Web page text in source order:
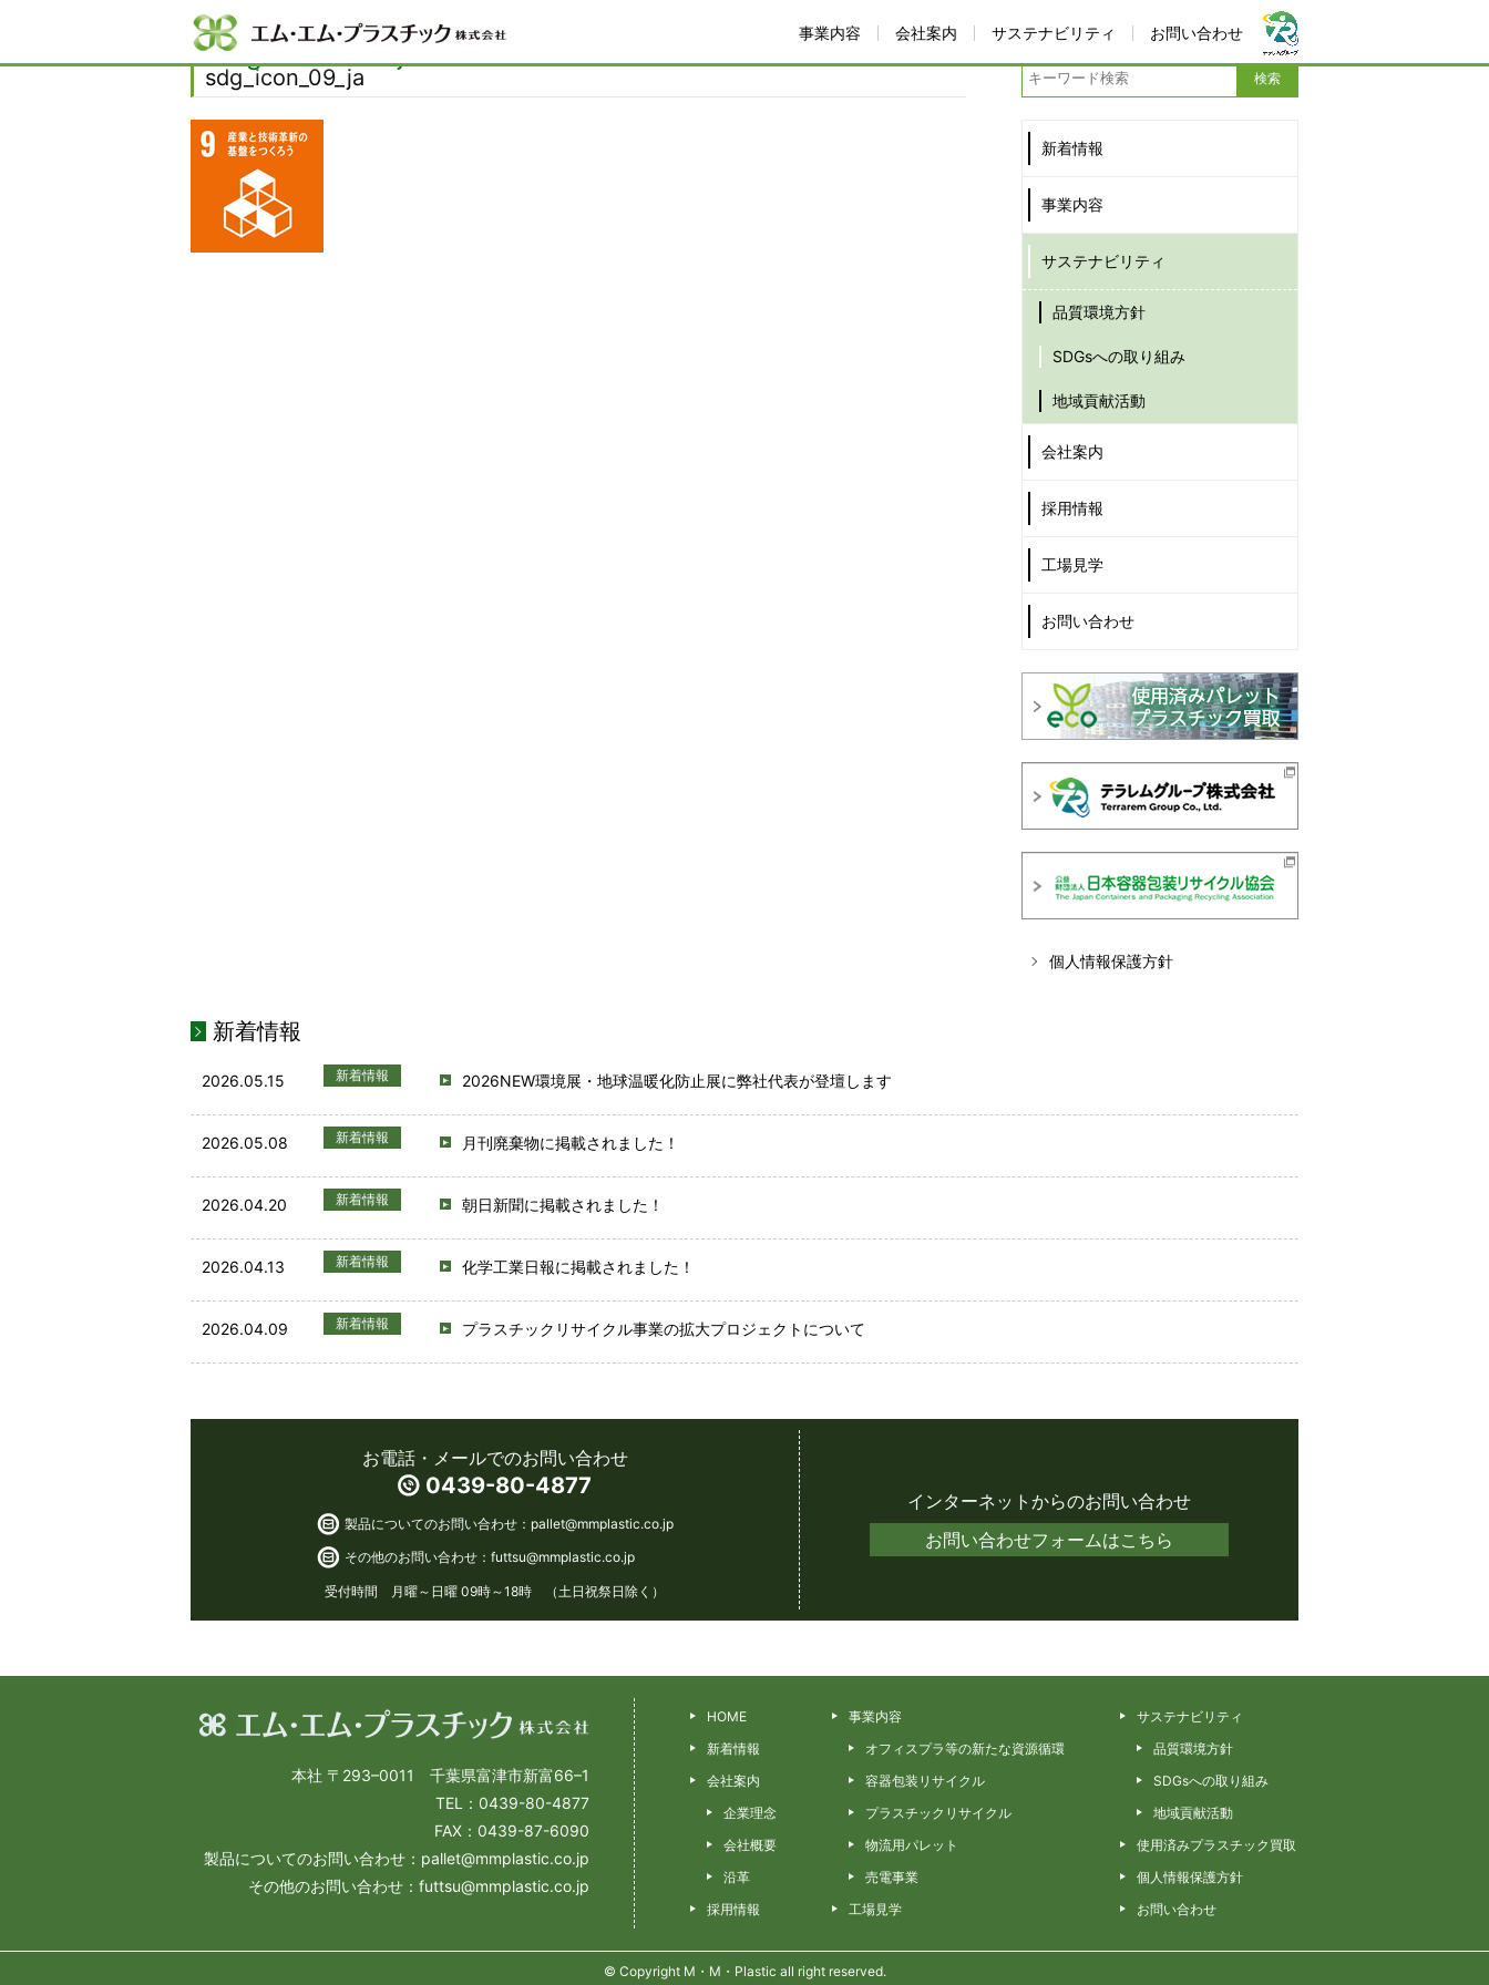
事業内容 会社案内 サステナビリティ お問い合わせ
sdg_icon_09_ja
Home サステナビリティ SDGsへの取り組み
sdg_icon_09_ja
新着情報
事業内容
サステナビリティ
品質環境方針
SDGsへの取り組み
地域貢献活動
会社案内
採用情報
工場見学
お問い合わせ
個人情報保護方針
新着情報
2026.05.15 新着情報 2026NEW環境展・地球温暖化防止展に弊社代表が登壇します
2026.05.08 新着情報 月刊廃棄物に掲載されました！
2026.04.20 新着情報 朝日新聞に掲載されました！
2026.04.13 新着情報 化学工業日報に掲載されました！
2026.04.09 新着情報 プラスチックリサイクル事業の拡大プロジェクトについて
お電話・メールでのお問い合わせ
0439-80-4877
製品についてのお問い合わせ： pallet@mmplastic.co.jp
その他のお問い合わせ： futtsu@mmplastic.co.jp
受付時間 月曜～日曜 09時～18時 （土日祝祭日除く）
インターネットからのお問い合わせ
お問い合わせフォームはこちら
本社 〒293–0011 千葉県富津市新富66–1
TEL：0439-80-4877
FAX：0439-87-6090
製品についてのお問い合わせ：pallet@mmplastic.co.jp
その他のお問い合わせ：futtsu@mmplastic.co.jp
HOME
新着情報
会社案内
企業理念
会社概要
沿革
採用情報
事業内容
オフィスプラ等の新たな資源循環
容器包装リサイクル
プラスチックリサイクル
物流用パレット
売電事業
工場見学
サステナビリティ
品質環境方針
SDGsへの取り組み
地域貢献活動
使用済みプラスチック買取
個人情報保護方針
お問い合わせ
© Copyright M・M・Plastic all right reserved.